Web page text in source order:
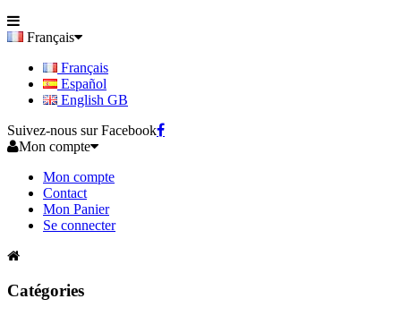
Français
Français
Español
English GB
Suivez-nous sur Facebook
Mon compte
Mon compte
Contact
Mon Panier
Se connecter
Catégories